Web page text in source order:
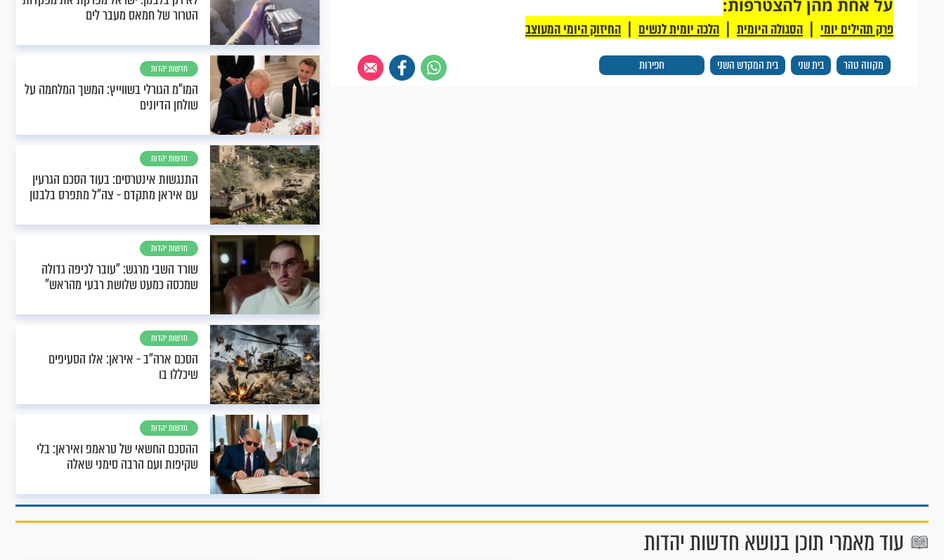
מקווה טהר בית שני בית המקדש השני חפירות
על אחת מהן להצטרפות:
פרק תהילים יומי | הסגולה היומית | הלכה יומית לנשים | החיזוק היומי המעוצב
הטרור של חמאס מעבר לים
חדשות יהדות
המו"מ הגורלי בשווייץ: המשך המלחמה על
שולחן הדיונים
חדשות יהדות
התנגשות אינטרסים: בעוד הסכם הגרעין
עם איראן מתקדם - צה"ל מתפרס בלבנון
חדשות יהדות
שורד השבי מרגש: "עובר לכיפה גדולה
שמכסה כמעט שלושת רבעי מהראש"
חדשות יהדות
הסכם ארה"ב - איראן: אלו הסעיפים
שיכללו בו
חדשות יהדות
ההסכם החשאי של טראמפ ואיראן: בלי
שקיפות ועם הרבה סימני שאלה
עוד מאמרי תוכן בנושא חדשות יהדות